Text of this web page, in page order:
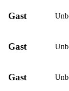
Gast
Gast
Gast